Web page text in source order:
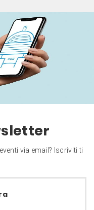
via email? Iscriviti ti